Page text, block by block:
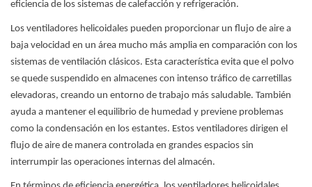
eficiencia de los sistemas de calefacción y refrigeración.
Los ventiladores helicoidales pueden proporcionar un flujo de aire a
baja velocidad en un área mucho más amplia en comparación con los
sistemas de ventilación clásicos. Esta característica evita que el polvo
se quede suspendido en almacenes con intenso tráfico de carretillas
elevadoras, creando un entorno de trabajo más saludable. También
ayuda a mantener el equilibrio de humedad y previene problemas
como la condensación en los estantes. Estos ventiladores dirigen el
flujo de aire de manera controlada en grandes espacios sin
interrumpir las operaciones internas del almacén.